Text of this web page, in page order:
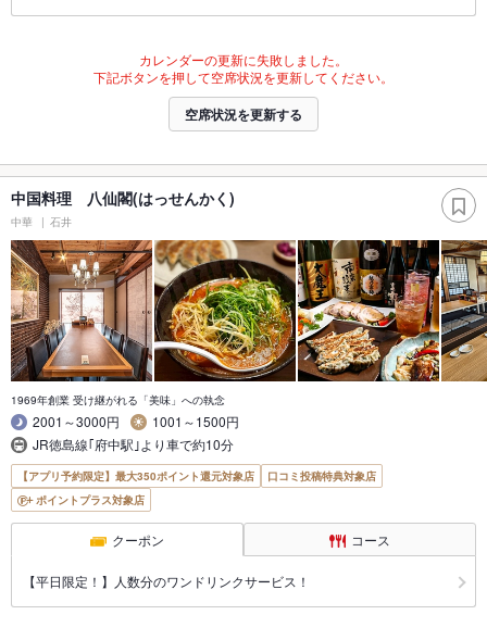
カレンダーの更新に失敗しました。
下記ボタンを押して空席状況を更新してください。
空席状況を更新する
中国料理 八仙閣(はっせんかく)
中華 石井
1969年創業 受け継がれる「美味」への執念
2001～3000円
1001～1500円
JR徳島線｢府中駅｣より車で約10分
【アプリ予約限定】最大350ポイント還元対象店
口コミ投稿特典対象店
ポイントプラス対象店
クーポン コース
【平日限定！】人数分のワンドリンクサービス！